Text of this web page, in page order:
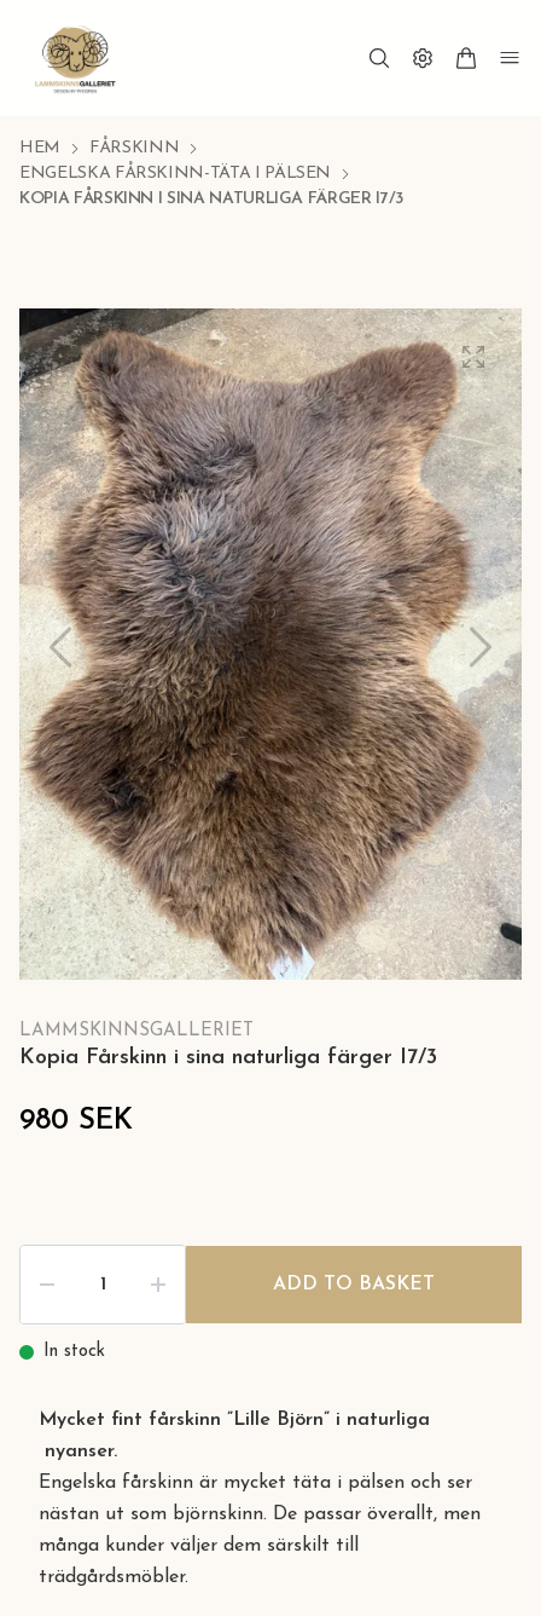
HEM
FÅRSKINN
ENGELSKA FÅRSKINN-TÄTA I PÄLSEN
KOPIA FÅRSKINN I SINA NATURLIGA FÄRGER I7/3
LAMMSKINNSGALLERIET
Kopia Fårskinn i sina naturliga färger I7/3
980 SEK
ADD TO BASKET
In stock
Mycket fint fårskinn ”Lille Björn” i naturliga
nyanser.
Engelska fårskinn är mycket täta i pälsen och ser
nästan ut som björnskinn. De passar överallt, men
många kunder väljer dem särskilt till
trädgårdsmöbler.